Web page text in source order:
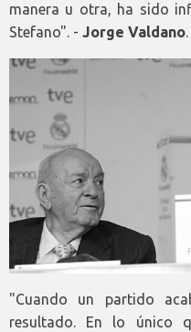
manera u otra, ha sido
Stefano". - Jorge Valdano.
"Cuando un partido
resultado. En lo único